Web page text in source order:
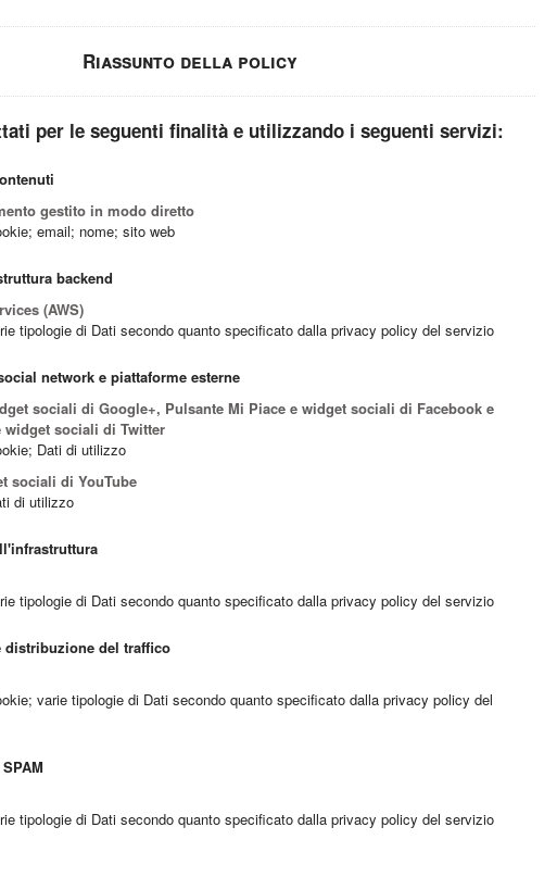
Riassunto della policy
per le seguenti finalità e utilizzando i seguenti servizi:
gestito in modo diretto
email; nome; sito web
backend
(AWS)
tipologie di Dati secondo quanto specificato dalla privacy policy del servizio
network e piattaforme esterne
sociali di Google+, Pulsante Mi Piace e widget sociali di Facebook e
widget sociali di Twitter
Dati di utilizzo
sociali di YouTube
di utilizzo
tipologie di Dati secondo quanto specificato dalla privacy policy del servizio
distribuzione del traffico
varie tipologie di Dati secondo quanto specificato dalla privacy policy del
tipologie di Dati secondo quanto specificato dalla privacy policy del servizio